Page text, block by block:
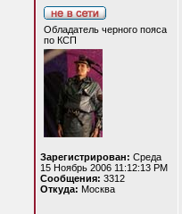
Обладатель черного пояса
по КСП
Зарегистрирован: Среда
15 Ноябрь 2006 11:12:13 PM
Сообщения: 3312
Откуда: Москва